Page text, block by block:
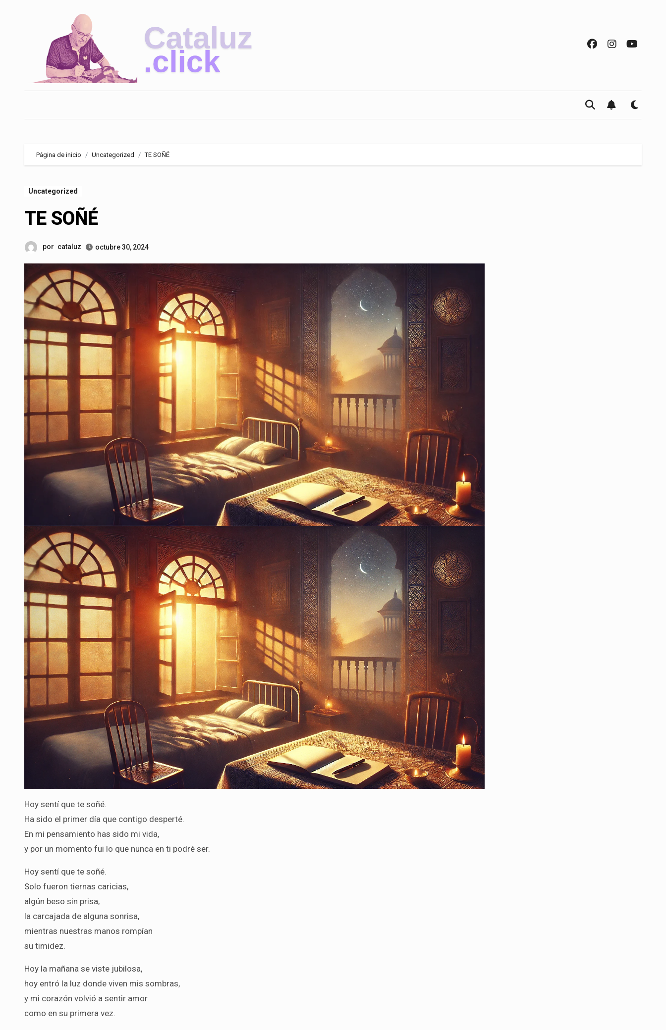
Página de inicio Uncategorized TE SOÑÉ
Uncategorized
TE SOÑÉ
por cataluz octubre 30, 2024
Hoy sentí que te soñé.
Ha sido el primer día que contigo desperté.
En mi pensamiento has sido mi vida,
y por un momento fui lo que nunca en ti podré ser.
Hoy sentí que te soñé.
Solo fueron tiernas caricias,
algún beso sin prisa,
la carcajada de alguna sonrisa,
mientras nuestras manos rompían
su timidez.
Hoy la mañana se viste jubilosa,
hoy entró la luz donde viven mis sombras,
y mi corazón volvió a sentir amor
como en su primera vez.